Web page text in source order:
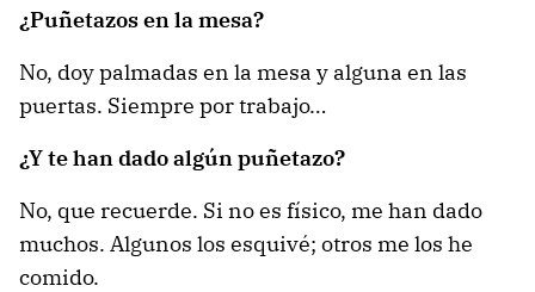
¿Puñetazos en la mesa?
No, doy palmadas en la mesa y alguna en las
puertas. Siempre por trabajo…
¿Y te han dado algún puñetazo?
No, que recuerde. Si no es físico, me han dado
muchos. Algunos los esquivé; otros me los he
comido.